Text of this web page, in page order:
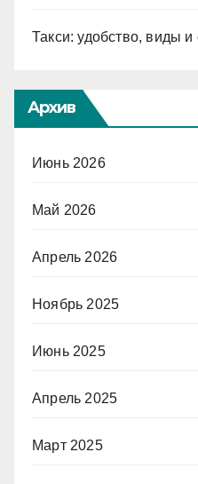
Такси: удобство, виды
Архив
Июнь 2026
Май 2026
Апрель 2026
Ноябрь 2025
Июнь 2025
Апрель 2025
Март 2025